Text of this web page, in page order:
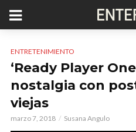
ENTRETENIMIENTO
‘Ready Player
nostalgia con
viejas
marzo 7, 2018 Susana Angulo